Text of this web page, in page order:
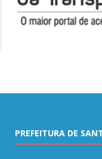
PREFEITURA DE